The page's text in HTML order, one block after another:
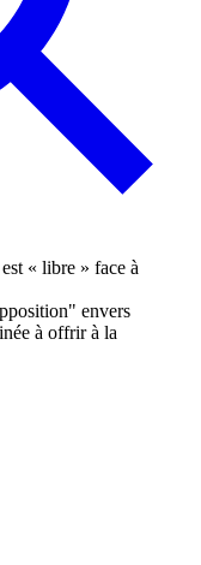
envers
à offrir à la